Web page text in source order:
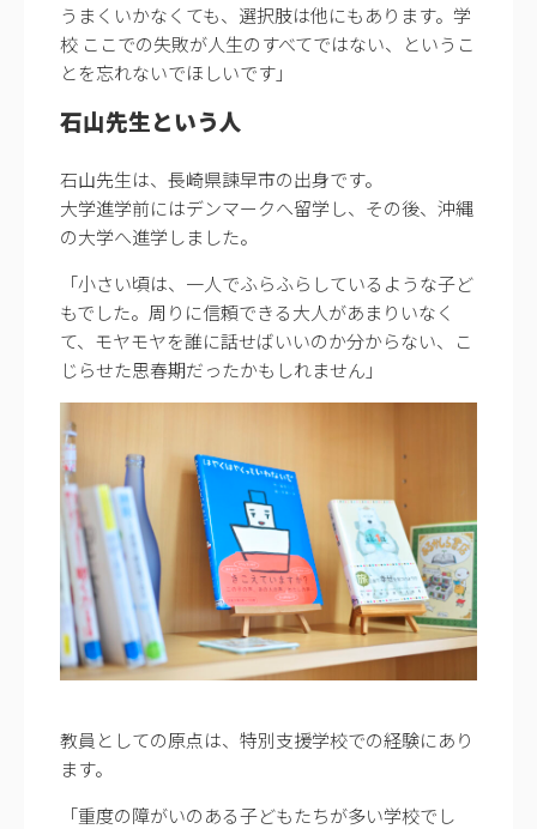
うまくいかなくても、選択肢は他にもあります。学
校 ここでの失敗が人生のすべてではない、というこ
とを忘れないでほしいです」
石山先生という人
石山先生は、長崎県諫早市の出身です。
大学進学前にはデンマークへ留学し、その後、沖縄
の大学へ進学しました。
「小さい頃は、一人でふらふらしているような子ど
もでした。周りに信頼できる大人があまりいなく
て、モヤモヤを誰に話せばいいのか分からない、こ
じらせた思春期だったかもしれません」
教員としての原点は、特別支援学校での経験にあり
ます。
「重度の障がいのある子どもたちが多い学校でし